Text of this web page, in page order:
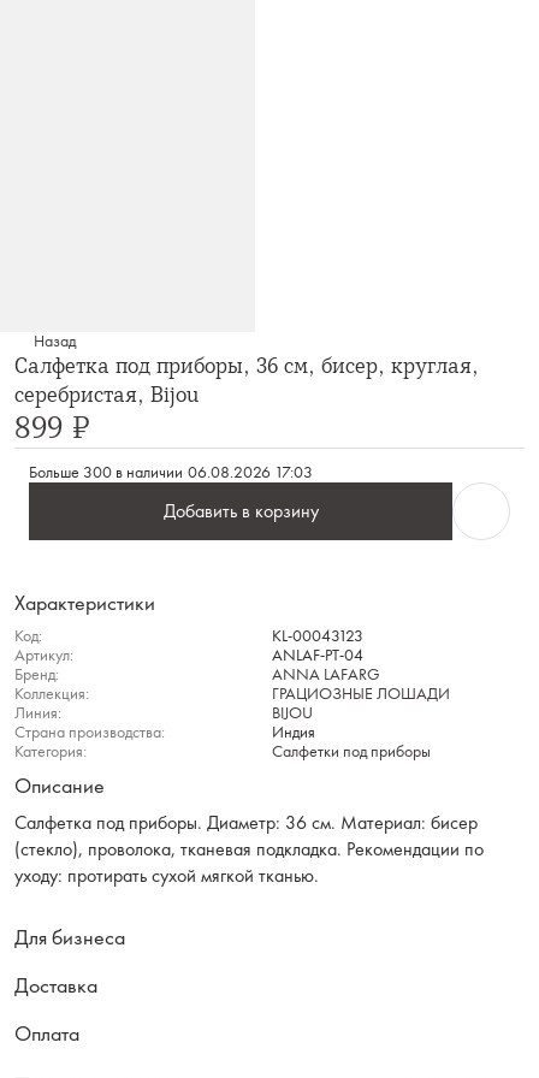
Назад
Салфетка под приборы, 36 см, бисер, круглая,
серебристая, Bijou
899 ₽
Больше 300 в наличии 06.08.2026 17:03
Добавить в корзину
Характеристики
Код:
KL-00043123
Артикул:
ANLAF-PT-04
Бренд:
ANNA LAFARG
Коллекция:
ГРАЦИОЗНЫЕ ЛОШАДИ
Линия:
BIJOU
Страна производства:
Индия
Категория:
Салфетки под приборы
Описание
Салфетка под приборы. Диаметр: 36 см. Материал: бисер
(стекло), проволока, тканевая подкладка. Рекомендации по
уходу: протирать сухой мягкой тканью.
Для бизнеса
Доставка
Оплата